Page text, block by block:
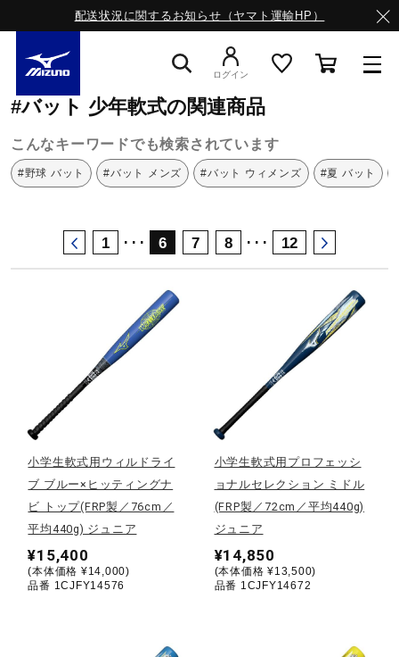
配送状況に関するお知らせ（ヤマト運輸HP）
ライフスタイルウエア
ランニング
サッカー／フットサル
トレーニング
野球
ゴルフ
スイム
バレーボール
ログイン
ミズノ公式オンライン
#バット 少年軟式の関連商品
こんなキーワードでも検索されています
#野球 バット #バット メンズ #バット ウィメンズ #夏 バット
1 ･･･ 6 7 8 ･･･ 12
小学生軟式用ウィルドライ
ブ ブルー×ヒッティングナ
ビ トップ(FRP製／76cm／
平均440g) ジュニア
¥15,400
(本体価格 ¥14,000)
品番 1CJFY14576
小学生軟式用プロフェッシ
ョナルセレクション ミドル
(FRP製／72cm／平均440g)
ジュニア
¥14,850
(本体価格 ¥13,500)
品番 1CJFY14672